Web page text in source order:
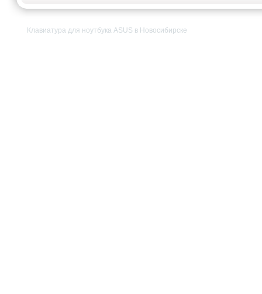
Клавиатура для ноутбука ASUS в Новосибирске